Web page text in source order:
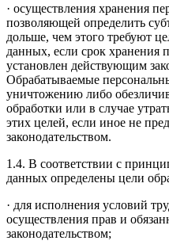
· осуществления хранения
позволяющей определить
дольше, чем этого требуют
данных, если срок хранения
установлен действующим
Обрабатываемые
уничтожению либо
обработки или в случае
этих целей, если иное не
законодательством.
1.4. В соответствии с
данных определены цели
· для исполнения условий
осуществления прав и
законодательством;